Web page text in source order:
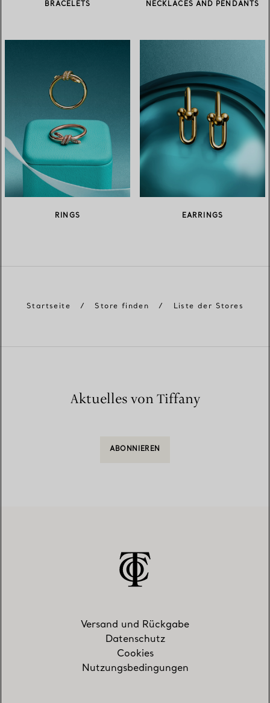
BRACELETS NECKLACES AND PENDANTS
RINGS EARRINGS
Startseite / Store finden / Liste der Stores
Aktuelles von Tiffany
ABONNIEREN
Versand und Rückgabe
Datenschutz
Cookies
Nutzungsbedingungen